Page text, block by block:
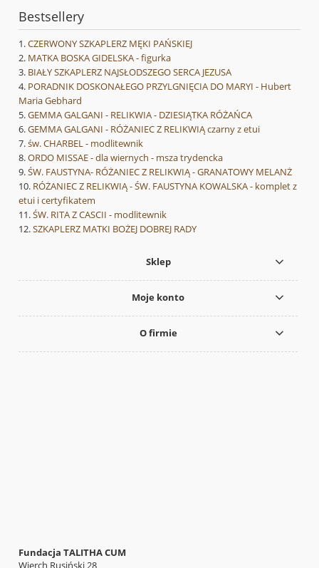
Bestsellery
CZERWONY SZKAPLERZ MĘKI PAŃSKIEJ
MATKA BOSKA GIDELSKA - figurka
BIAŁY SZKAPLERZ NAJSŁODSZEGO SERCA JEZUSA
PORADNIK DOSKONAŁEGO PRZYLGNIĘCIA DO MARYI - Hubert
Maria Gebhard
GEMMA GALGANI - RELIKWIA - DZIESIĄTKA RÓŻAŃCA
GEMMA GALGANI - RÓŻANIEC Z RELIKWIĄ czarny z etui
św. CHARBEL - modlitewnik
ORDO MISSAE - dla wiernych - msza trydencka
ŚW. FAUSTYNA- RÓŻANIEC Z RELIKWIĄ - GRANATOWY MELANŻ
RÓŻANIEC Z RELIKWIĄ - ŚW. FAUSTYNA KOWALSKA - komplet z
etui i certyfikatem
ŚW. RITA Z CASCII - modlitewnik
SZKAPLERZ MATKI BOŻEJ DOBREJ RADY
Sklep
Moje konto
O firmie
Fundacja TALITHA CUM
Wierch Rusiński 28